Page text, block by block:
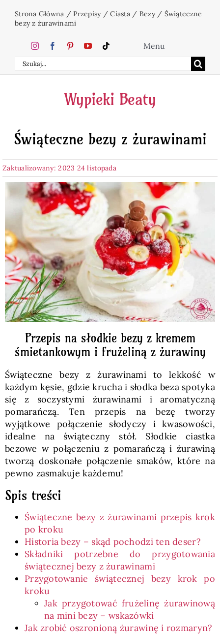
zawartości
Strona Główna /Przepisy/Ciasta/ Bezy/ Świąteczne
bezy z żurawinami
Szukaj
Menu
Home
Ciasta
Desery
Napoje
Pieczywo
Przetwory
Posiłki
Zdrowo i fit
SKLEP
Polski
Wypieki Beaty
Świąteczne bezy z żurawinami
Zaktualizowany: 2023 24 listopada
Przepis na słodkie bezy z kremem
śmietankowym i frużeliną z żurawiny
Świąteczne bezy z żurawinami to lekkość w
każdym kęsie, gdzie krucha i słodka beza spotyka
się z soczystymi żurawinami i aromatyczną
pomarańczą. Ten przepis na bezę tworzy
wyjątkowe połączenie słodyczy i kwasowości,
idealne na świąteczny stół. Słodkie ciastka
bezowe w połączeniu z pomarańczą i żurawiną
tworzą doskonałe połączenie smaków, które na
pewno zasmakuje każdemu!
Spis treści
Świąteczne bezy z żurawinami przepis krok
po kroku
Historia bezy – skąd pochodzi ten deser?
Składniki potrzebne do przygotowania
świątecznej bezy z żurawinami
Przygotowanie świątecznej bezy krok po
kroku
Jak przygotować frużelinę żurawinową
na mini bezy – wskazówki
Jak zrobić oszronioną żurawinę i rozmaryn?